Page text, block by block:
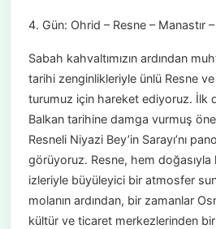
4. Gün: Ohrid – Resne – Manastır
Sabah kahvaltımızın ardından
tarihi zenginlikleriyle ünlü Resne
turumuz için hareket ediyoruz. İlk
Balkan tarihine damga vurmuş
Resneli Niyazi Bey’in Sarayı’nı
görüyoruz. Resne, hem doğasıyla
izleriyle büyüleyici bir atmosfer
molanın ardından, bir zamanlar
kültür ve ticaret merkezlerinden biri